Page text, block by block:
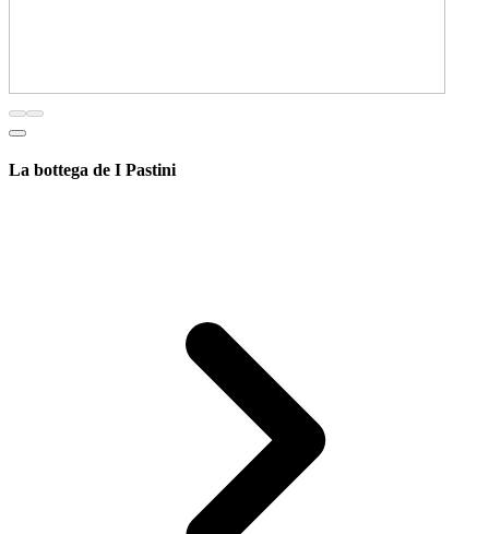
La bottega de I Pastini